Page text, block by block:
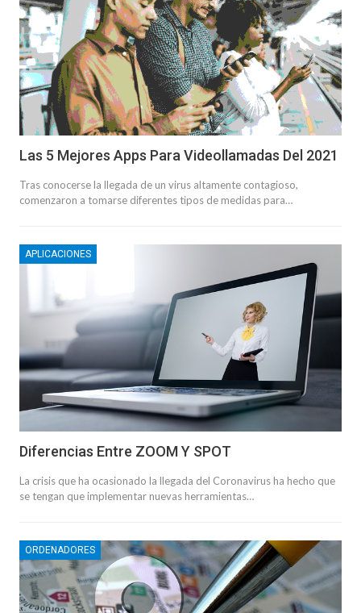
Las 5 Mejores Apps Para Videollamadas Del 2021
Tras conocerse la llegada de un virus altamente contagioso,
comenzaron a tomarse diferentes tipos de medidas para…
APLICACIONES
Diferencias Entre ZOOM Y SPOT
La crisis que ha ocasionado la llegada del Coronavirus ha hecho que
se tengan que implementar nuevas herramientas…
ORDENADORES